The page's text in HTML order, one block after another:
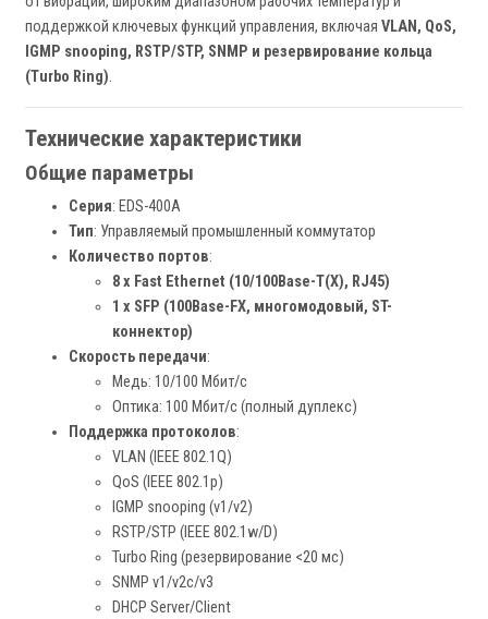
поддержкой ключевых функций управления, включая VLAN, QoS,
IGMP snooping, RSTP/STP, SNMP и резервирование кольца
(Turbo Ring).
Технические характеристики
Общие параметры
Серия: EDS-400A
Тип: Управляемый промышленный коммутатор
Количество портов:
8 x Fast Ethernet (10/100Base-T(X), RJ45)
1 x SFP (100Base-FX, многомодовый, ST-
коннектор)
Скорость передачи:
Медь: 10/100 Мбит/с
Оптика: 100 Мбит/с (полный дуплекс)
Поддержка протоколов:
VLAN (IEEE 802.1Q)
QoS (IEEE 802.1p)
IGMP snooping (v1/v2)
RSTP/STP (IEEE 802.1w/D)
Turbo Ring (резервирование <20 мс)
SNMP v1/v2c/v3
DHCP Server/Client